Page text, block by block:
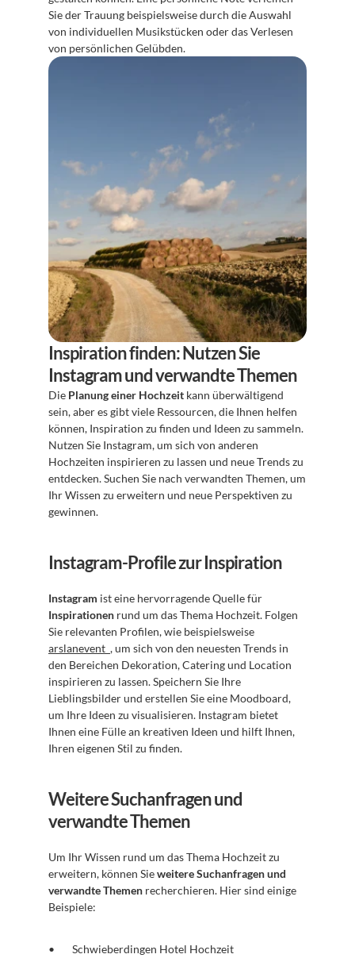
Sie der Trauung beispielsweise durch die Auswahl
von individuellen Musikstücken oder das Verlesen
von persönlichen Gelübden.
Inspiration finden: Nutzen Sie
Instagram und verwandte Themen
Die Planung einer Hochzeit kann überwältigend
sein, aber es gibt viele Ressourcen, die Ihnen helfen
können, Inspiration zu finden und Ideen zu sammeln.
Nutzen Sie Instagram, um sich von anderen
Hochzeiten inspirieren zu lassen und neue Trends zu
entdecken. Suchen Sie nach verwandten Themen, um
Ihr Wissen zu erweitern und neue Perspektiven zu
gewinnen.
Instagram-Profile zur Inspiration
Instagram
Inspirationen rund um das Thema Hochzeit. Folgen
arslanevent_ , um sich von den neuesten Trends in
den Bereichen Dekoration, Catering und Location
inspirieren zu lassen. Speichern Sie Ihre
Lieblingsbilder und erstellen Sie eine Moodboard,
um Ihre Ideen zu visualisieren. Instagram bietet
Ihnen eine Fülle an kreativen Ideen und hilft Ihnen,
Ihren eigenen Stil zu finden.
Weitere Suchanfragen und
verwandte Themen
Um Ihr Wissen rund um das Thema Hochzeit zu
erweitern, können Sie weitere Suchanfragen und
verwandte Themen recherchieren. Hier sind einige
Beispiele:
Schwieberdingen Hotel Hochzeit